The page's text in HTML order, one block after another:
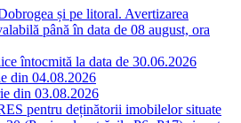
și pe litoral. Avertizarea
până în data de 08 august, ora
întocmită la data de 30.06.2026
din 04.08.2026
din 03.08.2026
pentru deținătorii imobilelor situate